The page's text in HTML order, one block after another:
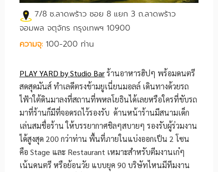
7/8 ซ.ลาดพร้าว ซอย 8 แยก 3 ถ.ลาดพร้าว
จอมพล จตุจักร กรุงเทพฯ 10900
ความจุ: 100-200 ท่าน
PLAY YARD by Studio Barร้านอาหารฮิปๆ พร้อมดนตรี
สดสุดมันส์ ทำเลดีตรงข้ามยูเนี่ยนมอลล์ เดินทางด้วยรถ
ไฟ้าใต้ดินมาลงที่สถานที่พหลโยธินได้เลยหรือใครที่ขับรถ
มาที่ร้านก็มีที่จอดรถไว้รองรับ ด้านหน้าร้านมีสนามเด็ก
เล่นสมชื่อร้าน ให้บรรยากาศชิลๆสบายๆ รองรับผู้ร่วมงาน
ได้สูงสุด 200 กว่าท่าน พื้นที่ภายในแบ่งออกเป็น 2 โซน
คือ Stage และ Restaurant เหมาะสำหรับตีมงานเก๋ๆ
เน้นดนตรี หรือย้อนวัย แบบยุค 90 บริษัทไหนมีทีมงาน